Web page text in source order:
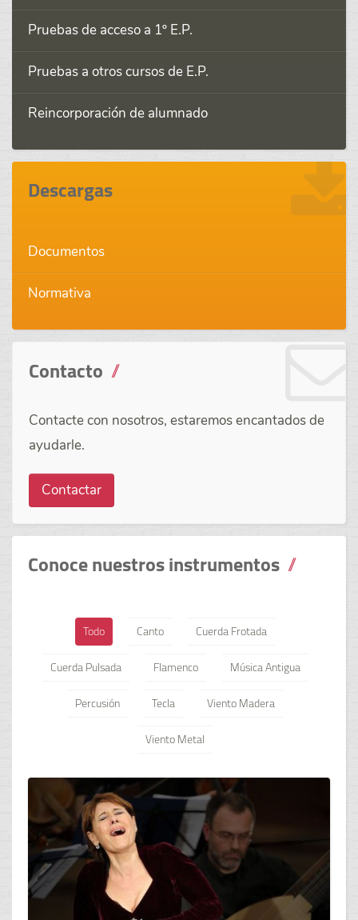
Pruebas de acceso a 1º E.P.
Pruebas a otros cursos de E.P.
Reincorporación de alumnado
Descargas
Documentos
Normativa
Contacto
Contacte con nosotros, estaremos encantados de
ayudarle.
Contactar
Conoce nuestros instrumentos
Todo Canto
Cuerda Frotada
Cuerda Pulsada
Flamenco
Música Antigua
Percusión
Tecla
Viento Madera
Viento Metal